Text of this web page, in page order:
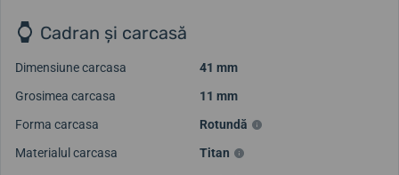
Cadran și carcasă
Dimensiune carcasa
41 mm
Grosimea carcasa
11 mm
Forma carcasa
Rotundă
Materialul carcasa
Titan